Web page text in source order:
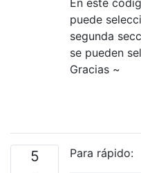
puede
segunda
se pueden
Gracias ~
5 Para rápido: